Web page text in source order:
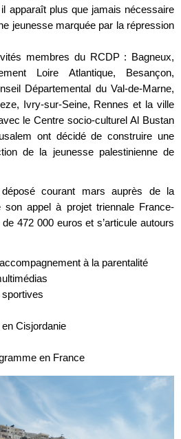
apparaît plus que jamais nécessaire
jeunesse marquée par la répression
membres du RCDP : Bagneux,
Loire Atlantique, Besançon,
Départemental du Val-de-Marne,
Ivry-sur-Seine, Rennes et la ville
le Centre socio-culturel Al Bustan
ont décidé de construire une
de la jeunesse palestinienne de
courant mars auprès de la
appel à projet triennale France-
472 000 euros et s’articule autours
à la parentalité
Cisjordanie
en France